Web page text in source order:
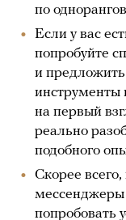
по
Если у вас
попробуйте
и
инструменты
на первый
реально
подобного
Скорее всего,
мессенджеры
попробовать